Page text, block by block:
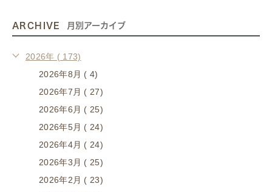
ARCHIVE 月別アーカイブ
2026年 ( 173)
2026年8月 ( 4)
2026年7月 ( 27)
2026年6月 ( 25)
2026年5月 ( 24)
2026年4月 ( 24)
2026年3月 ( 25)
2026年2月 ( 23)